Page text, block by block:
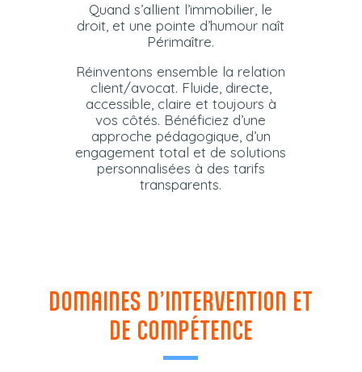
Quand s’allient l’immobilier, le
droit, et une pointe d’humour naît
Périmaître.
Réinventons ensemble la relation
client/avocat. Fluide, directe,
accessible, claire et toujours à
vos côtés. Bénéficiez d’une
approche pédagogique, d’un
engagement total et de solutions
personnalisées à des tarifs
transparents.
DOMAINES D’INTERVENTION ET
DE COMPÉTENCE